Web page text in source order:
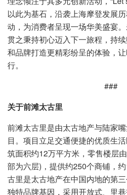
以此为基石，沿袭上海摩登发展
动，为消费者呈现一场华美盛宴
贯之秉持初心迈入下一旅程，持
和品牌打造更精彩纷呈的体验，
行。
###
关于前滩太古里
前滩太古里是由太古地产与陆家
目。项目立足交通便捷的优质生
筑面积约12万平方米，零售楼层
部为六层)，提供约250个商铺，
古里是太古地产在中国内地的第
独特品牌基因，采用开放式、里